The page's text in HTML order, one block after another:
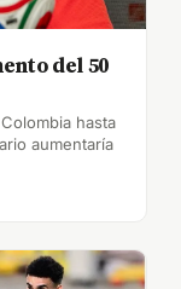
del 50
hasta
aumentaría